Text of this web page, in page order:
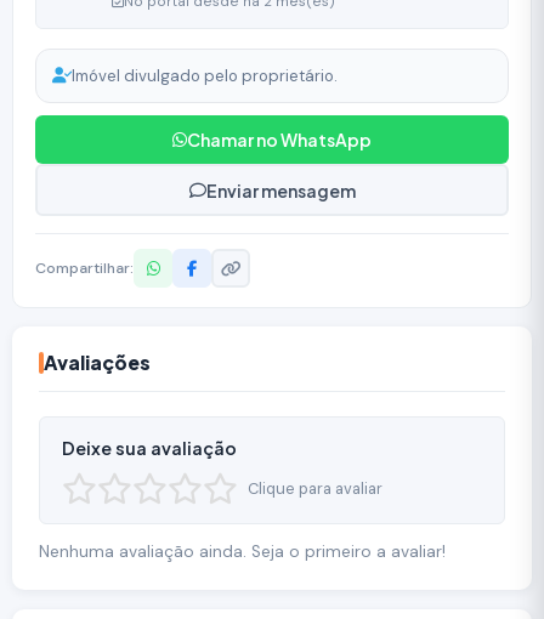
Imóvel divulgado pelo proprietário.
Chamar no WhatsApp
Enviar mensagem
Compartilhar:
Avaliações
Deixe sua avaliação
Clique para avaliar
Nenhuma avaliação ainda. Seja o primeiro a avaliar!